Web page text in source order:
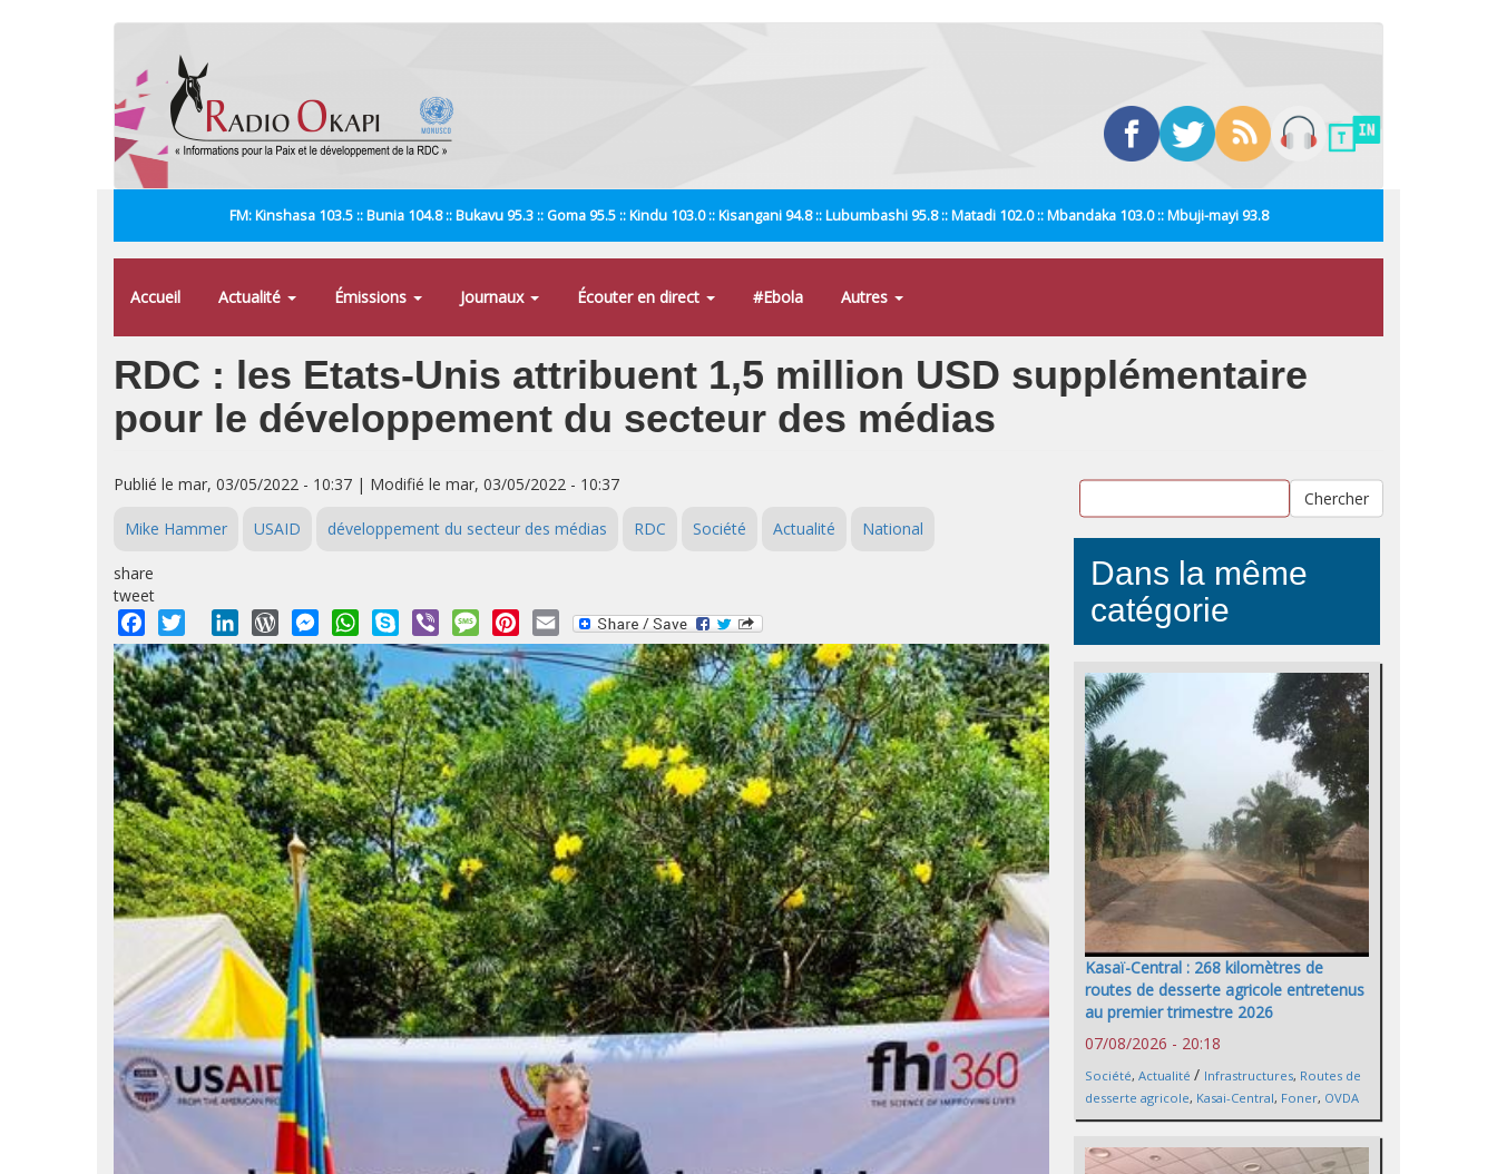
FM: Kinshasa 103.5 :: Bunia 104.8 :: Bukavu 95.3 :: Goma 95.5 :: Kindu 103.0 :: Kisangani 94.8 :: Lubumbashi 95.8 :: Matadi 102.0 :: Mbandaka 103.0 :: Mbuji-mayi 93.8
Accueil Actualité Émissions Journaux Écouter en direct #Ebola Autres
RDC : les Etats-Unis attribuent 1,5 million USD supplémentaire
pour le développement du secteur des médias
Publié le mar, 03/05/2022 - 10:37 | Modifié le mar, 03/05/2022 - 10:37
Mike Hammer USAID développement du secteur des médias RDC Société Actualité National
share
tweet
Facebook
Twitter LinkedInWordPressMessengerWhatsApp
Skype Viber MessagePinterest
Email
Chercher
Dans la même
catégorie
Kasaï-Central : 268 kilomètres de
routes de desserte agricole entretenus
au premier trimestre 2026
07/08/2026 - 20:18
Société, Actualité / Infrastructures, Routes de
desserte agricole, Kasai-Central, Foner, OVDA